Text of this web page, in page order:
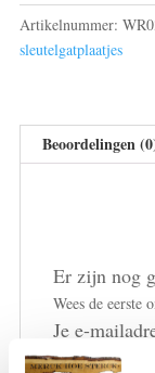
Artikelnummer:
sleutelgatplaatjes
Beoordelingen
Er zijn nog
Wees de eerste
Je e-
Vereiste